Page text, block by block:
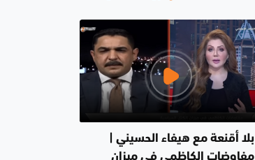
بلا أقنعة مع هيفاء الحسيني |
مفاوضات الكاظمي في ميزان